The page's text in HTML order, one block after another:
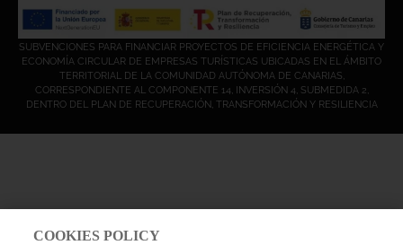
SUBVENCIONES PARA FINANCIAR PROYECTOS DE EFICIENCIA ENERGÉTICA Y
ECONOMÍA CIRCULAR DE EMPRESAS TURÍSTICAS UBICADAS EN EL ÁMBITO
TERRITORIAL DE LA COMUNIDAD AUTÓNOMA DE CANARIAS,
CORRESPONDIENTE AL COMPONENTE 14, INVERSIÓN 4, SUBMEDIDA 2,
DENTRO DEL PLAN DE RECUPERACIÓN, TRANSFORMACIÓN Y RESILIENCIA
COOKIES POLICY